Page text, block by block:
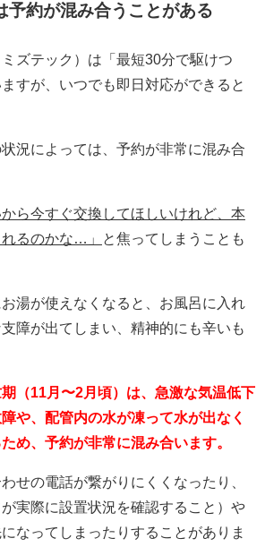
予約が混み合うことがある
ズテック）は「最短30分で駆けつ
すが、いつでも即日対応ができると
況によっては、予約が非常に混み合
から今すぐ交換してほしいけれど、本
るのかな…」
と焦ってしまうことも
湯が使えなくなると、お風呂に入れ
障が出てしまい、精神的にも辛いも
（11月〜2月頃）は、急激な気温低下
や、配管内の水が凍って水が出なく
め、予約が非常に混み合います。
せの電話が繋がりにくくなったり、
実際に設置状況を確認すること）や
なってしまったりすることがありま